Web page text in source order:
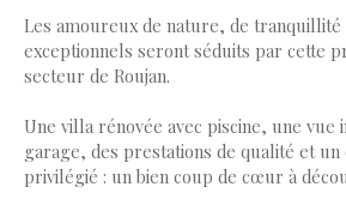
Les amoureux de nature, de tranquillité
exceptionnels seront séduits par cette
secteur de Roujan.
Une villa rénovée avec piscine, une vue
garage, des prestations de qualité et un
privilégié : un bien coup de cœur à